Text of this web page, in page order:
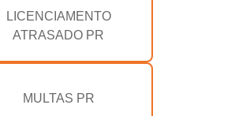
LICENCIAMENTO
ATRASADO PR
MULTAS PR